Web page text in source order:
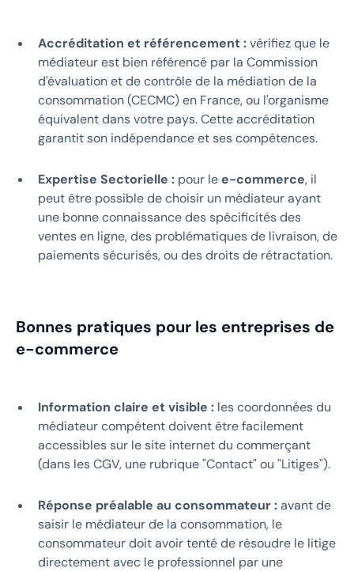
Accréditation et référencement :vérifiez que le
médiateur est bien référencé par la Commission
d'évaluation et de contrôle de la médiation de la
consommation (CECMC) en France, ou l'organisme
équivalent dans votre pays. Cette accréditation
garantit son indépendance et ses compétences.
Expertise Sectorielle : pour lee-commerce, il
peut être possible de choisir un médiateur ayant
une bonne connaissance des spécificités des
ventes en ligne, des problématiques de livraison, de
paiements sécurisés, ou des droits de rétractation.
Bonnes pratiques pour les entreprises de
e-commerce
Information claire et visible : les coordonnées du
médiateur compétent doivent être facilement
accessibles sur le site internet du commerçant
(dans les CGV, une rubrique "Contact" ou "Litiges").
Réponse préalable au consommateur :avant de
saisir le médiateur de la consommation, le
consommateur doit avoir tenté de résoudre le litige
directement avec le professionnel par une